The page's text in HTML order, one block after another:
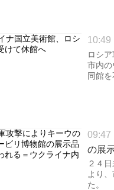
10:49
ロシ
市内の
同館
09:47
の展
２４
より
た。